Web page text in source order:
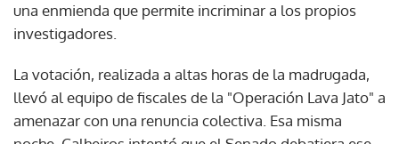
una enmienda que permite incriminar a los propios
investigadores.
La votación, realizada a altas horas de la madrugada,
llevó al equipo de fiscales de la "Operación Lava Jato" a
amenazar con una renuncia colectiva. Esa misma